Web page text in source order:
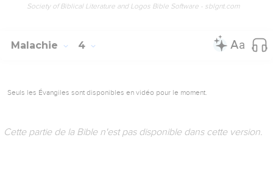
Society of Biblical Literature and Logos Bible Software - sblgnt.com
Malachie 4
Seuls les Évangiles sont disponibles en vidéo pour le moment.
Cette partie de la Bible n'est pas disponible dans cette version.